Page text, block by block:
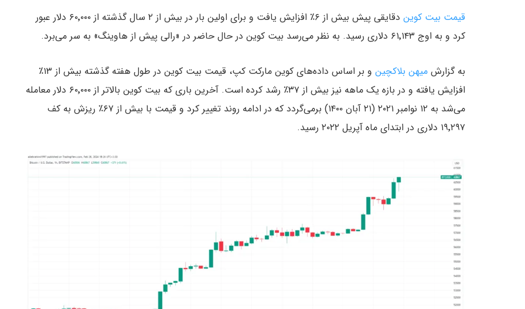
قیمت بیت کوین
دقایقی پیش بیش از ۶٪ افزایش یافت و برای اولین بار در بیش از ۲ سال گذشته از ۶۰٬۰۰۰ دلار عبور
کرد و به اوج ۶۱٬۱۴۳ دلاری رسید. به نظر می‌رسد بیت کوین در حال حاضر در «رالی پیش از هاوینگ» به سر می‌برد.
به گزارش میهن بلاکچین
و بر اساس داده‌های کوین مارکت کپ، قیمت بیت کوین در طول هفته گذشته بیش از ۱۳٪
افزایش یافته و در بازه یک ماهه نیز بیش از ۳۷٪ رشد کرده است. آخرین باری که بیت کوین بالاتر از ۶۰٬۰۰۰ دلار معامله
می‌شد به ۱۲ نوامبر ۲۰۲۱ (۲۱ آبان ۱۴۰۰) برمی‌گردد که در ادامه روند تغییر کرد و قیمت با بیش از ۶۷٪ ریزش به کف
۱۹٬۲۹۷ دلاری در ابتدای ماه آپریل ۲۰۲۲ رسید.